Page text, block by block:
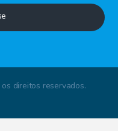
direitos reservados.